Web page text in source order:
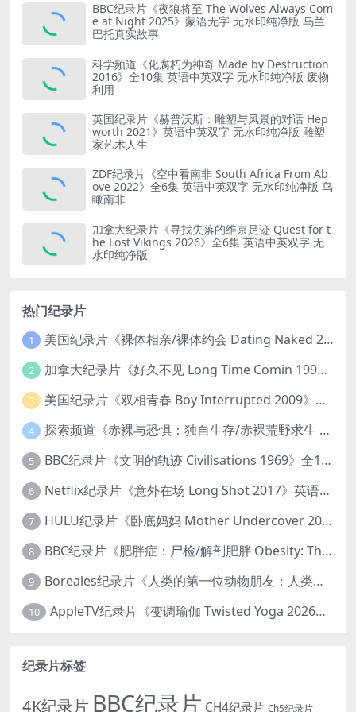
BBC纪录片《夜狼将至 The Wolves Always Com
e at Night 2025》蒙语无字 无水印纯净版 乌兰
巴托真实故事
科学频道《化腐朽为神奇 Made by Destruction
2016》全10集 英语中英双字 无水印纯净版 废物
利用
英国纪录片《赫普沃斯：雕塑与风景的对话 Hep
worth 2021》英语中英双字 无水印纯净版 雕塑
家艺术人生
ZDF纪录片《空中看南非 South Africa From Ab
ove 2022》全6集 英语中英双字 无水印纯净版 鸟
瞰南非
加拿大纪录片《寻找失落的维京足迹 Quest for t
he Lost Vikings 2026》全6集 英语中英双字 无
水印纯净版
热门纪录片
1 美国纪录片《裸体相亲/裸体约会 Dating Naked 2014-2016》第1-3季全33集 英语中英双字 无水印纯净版 1080P/MKV/85.6G 裸体相亲真人秀
2 加拿大纪录片《好久不见 Long Time Comin 1993》英语中英双字 官方纯净版 1080P/MKV/1G 女同性艺术家
3 美国纪录片《双相青春 Boy Interrupted 2009》英语中英双字 官方纯净版 1080P/MKV/1.43G 青少年躁郁症
4 探索频道《赤裸与恐惧：独自生存/赤裸荒野求生 Naked and Afraid: Solo 2023》第一季全8集 英语中英双字 官方纯净版 高码1080P/MKV/45.4G
5 BBC纪录片《文明的轨迹 Civilisations 1969》全13集 英语中英双字 高清收藏版 1080P/MKV/64.1G 西方艺术史话
6 Netflix纪录片《意外在场 Long Shot 2017》英语中字 720P/NKV/1.06GB 美国谋杀误判案件
7 HULU纪录片《卧底妈妈 Mother Undercover 2023》全4集 英语中英双字 官方纯净版 1080P/MKV/7.6G 拯救孩子
8 BBC纪录片《肥胖症：尸检/解剖肥胖 Obesity: The Post Mortem 2016》英语中英双字 无水印纯净版 1080P/MKV/1.03G
9 Boreales纪录片《人类的第一位动物朋友：人类和狗的神奇故事 Man’s First Friend 2018》英语中英双字 1080P/MP4/1.8G 狗的神奇故事
10 AppleTV纪录片《变调瑜伽 Twisted Yoga 2026》全3集 英语中英双字 无水印纯净版 1080P/MKV/10G 瑜伽大师背后的真相
纪录片标签
4K纪录片 BBC纪录片 CH4纪录片 Ch5纪录片